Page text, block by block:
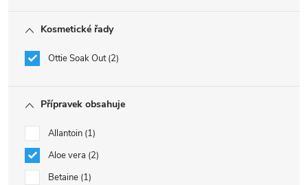
Kosmetické řady
Ottie Soak Out 2
Přípravek obsahuje
Allantoin 1
Aloe vera 2
Betaine 1